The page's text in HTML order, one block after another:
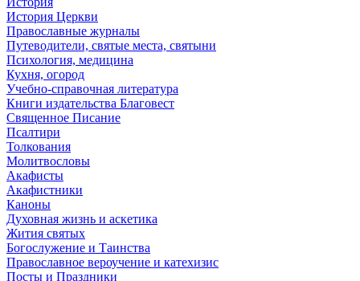
История Церкви
Православные журналы
Путеводители, святые места, святыни
Психология, медицина
Кухня, огород
Учебно-справочная литература
Книги издательства Благовест
Священное Писание
Псалтири
Толкования
Молитвословы
Акафисты
Акафистники
Каноны
Духовная жизнь и аскетика
Жития святых
Богослужение и Таинства
Православное вероучение и катехизис
Посты и Праздники